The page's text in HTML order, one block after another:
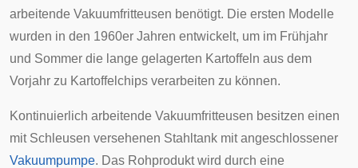
arbeitende Vakuumfritteusen benötigt. Die ersten Modelle
wurden in den 1960er Jahren entwickelt, um im Frühjahr
und Sommer die lange gelagerten Kartoffeln aus dem
Vorjahr zu Kartoffelchips verarbeiten zu können.
Kontinuierlich arbeitende Vakuumfritteusen besitzen einen
mit Schleusen versehenen Stahltank mit angeschlossener
Vakuumpumpe. Das Rohprodukt wird durch eine